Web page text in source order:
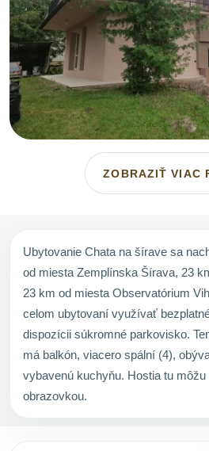
ZOBRAZIŤ VIAC
Ubytovanie Chata na šírave sa
od miesta Zemplínska Šírava, 23
23 km od miesta Observatórium
celom ubytovaní využívať
dispozícii súkromné parkovisko.
má balkón, viacero spální (4),
vybavenú kuchyňu. Hostia tu
obrazovkou.